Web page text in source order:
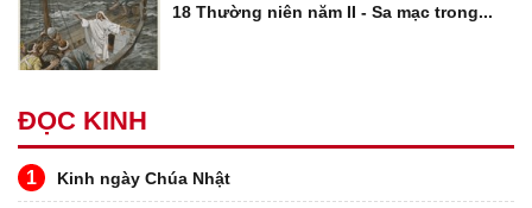
18 Thường niên năm II - Sa mạc trong...
ĐỌC KINH
1 Kinh ngày Chúa Nhật